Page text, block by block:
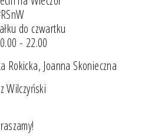
do czwartku
- 22.00
Rokicka, Joanna Skonieczna
Wilczyński